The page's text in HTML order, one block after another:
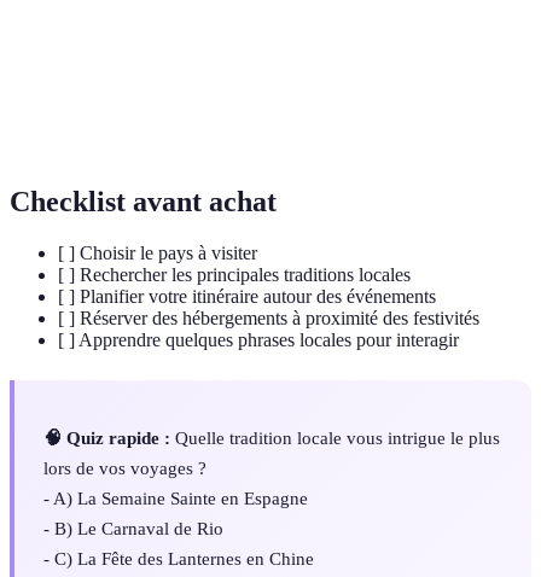
Checklist avant achat
[ ] Choisir le pays à visiter
[ ] Rechercher les principales traditions locales
[ ] Planifier votre itinéraire autour des événements
[ ] Réserver des hébergements à proximité des festivités
[ ] Apprendre quelques phrases locales pour interagir
🧠 Quiz rapide : Quelle tradition locale vous intrigue le plus
lors de vos voyages ?
- A) La Semaine Sainte en Espagne
- B) Le Carnaval de Rio
- C) La Fête des Lanternes en Chine